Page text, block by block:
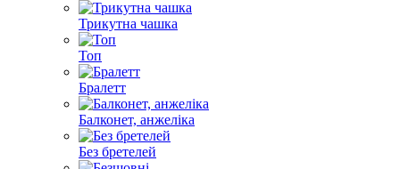
Трикутна чашка
Топ
Бралетт
Балконет, анжеліка
Без бретелей